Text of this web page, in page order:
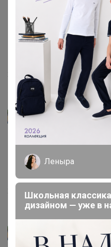
потерял , на Яндекс
с айфонами или андроид
После одного дня
Сим вытащить, по
слот сразу в двух местах
28 декабря, 2024 00:09
Starling
kseniya__agapova
как серый, так и
исправить и дослать вам
27 декабря, 2024 15:18
Леныра
Школьная
дизайном — уже в